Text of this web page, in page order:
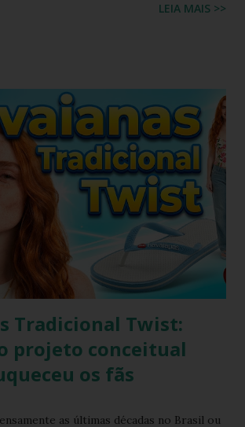
do frio, ou seja, durante o processo
ao sol, sendo assim o chinelo pode
cm. A comprovação é simples, se você
no ano passado você verá que
ao seu pé e se comprar um novo e
a diferença irá aparecer também,
chinelo de borracha encolhe
stillozcuritiba/posts/5438109
que ter o cuidado de comprar os
LEIA MAIS >>
Tradicional Twist:
projeto conceitual
os fãs
as últimas décadas no Brasil ou